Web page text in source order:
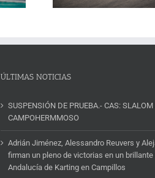
ÚLTIMAS NOTICIAS
SUSPENSIÓN DE PRUEBA.- CAS: SLALOM
CAMPOHERMMOSO
Adrián Jiménez, Alessandro Reuvers y
firman un pleno de victorias en un
Andalucía de Karting en Campillos